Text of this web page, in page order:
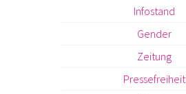
Infostand
Gender
Zeitung
Pressefreiheit